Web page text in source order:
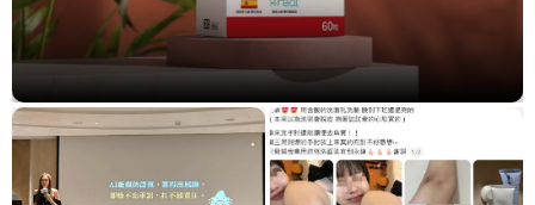
磷蝦油比魚油好嗎？營養師揭磷脂質結構，吸收更